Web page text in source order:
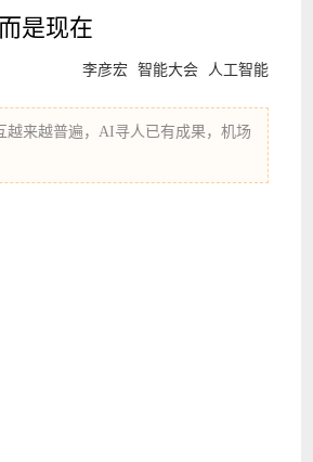
是现在
李彦宏 智能大会 人工智能
越来越普遍，AI寻人已有成果，机场